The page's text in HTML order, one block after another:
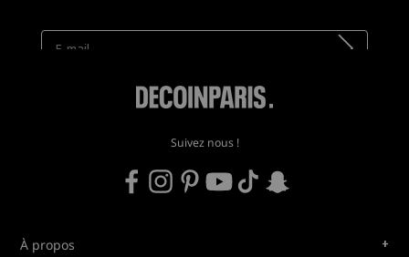
Suivez nous !
À propos +